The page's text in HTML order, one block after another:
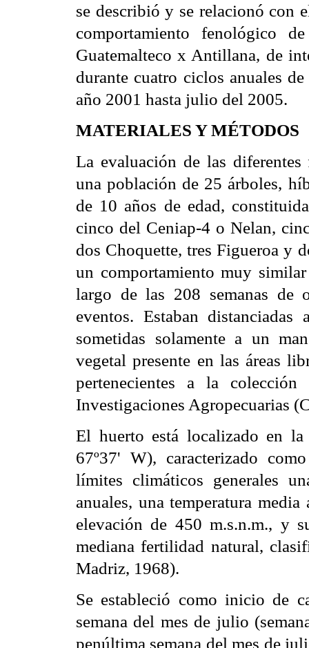
se describió y se relacionó con
comportamiento fenológico
Guatemalteco x Antillana, de
durante cuatro ciclos anuales
año 2001 hasta julio del 2005.
MATERIALES Y MÉTODOS
La evaluación de las diferentes
una población de 25 árboles,
de 10 años de edad,
cinco del Ceniap-4 o Nelan,
dos Choquette, tres Figueroa y
un comportamiento muy
largo de las 208 semanas de
eventos. Estaban
sometidas solamente a un
vegetal presente en las áreas
pertenecientes a la
Investigaciones Agropecuarias
El huerto está localizado en
67º37' W), caracterizado
límites climáticos generales
anuales, una temperatura
elevación de 450 m.s.n.m., y
mediana fertilidad natural,
Madriz, 1968).
Se estableció como inicio de
semana del mes de julio
penúltima semana del mes de